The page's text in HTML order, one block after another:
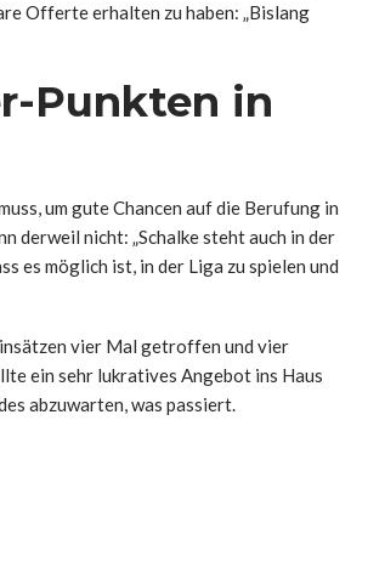
Offerte erhalten zu haben: „Bislang
Punkten in
um gute Chancen auf die Berufung in
derweil nicht: „Schalke steht auch in der
es möglich ist, in der Liga zu spielen und
vier Mal getroffen und vier
ein sehr lukratives Angebot ins Haus
abzuwarten, was passiert.